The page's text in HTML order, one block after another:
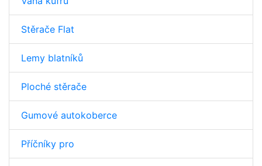
Stěrače Flat
Lemy blatníků
Ploché stěrače
Gumové autokoberce
Příčníky pro